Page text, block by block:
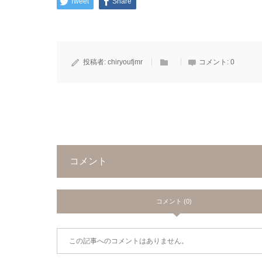
投稿者: chiryoufjmr コメント: 0
コメント
コメント (0)
この記事へのコメントはありません。